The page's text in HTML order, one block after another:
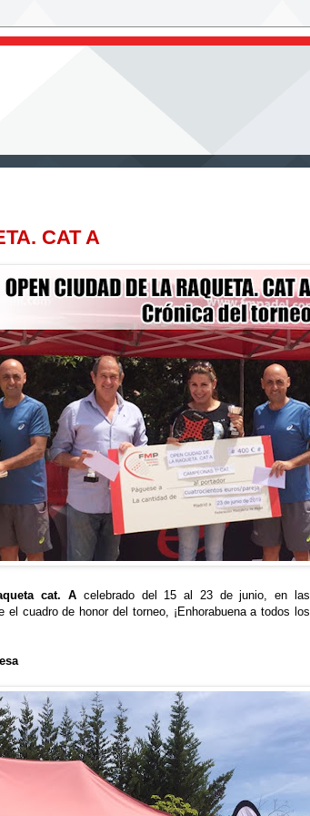
CAT A
cat. Acelebrado del 15 al 23 de junio, en las
cuadro de honor del torneo, ¡Enhorabuena a todos los